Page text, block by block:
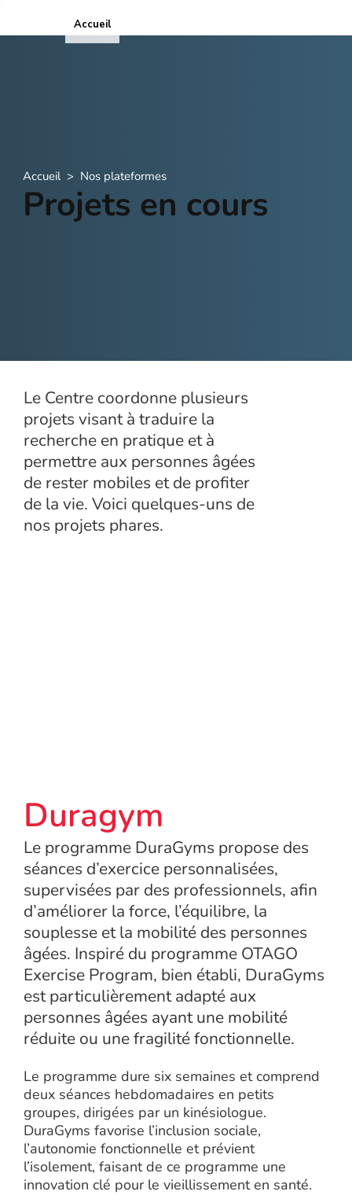
Accueil
Accueil > Nos plateformes
Projets en cours
Le Centre coordonne plusieurs
projets visant à traduire la
recherche en pratique et à
permettre aux personnes âgées
de rester mobiles et de profiter
de la vie. Voici quelques-uns de
nos projets phares.
Duragym
Le programme DuraGyms propose des
séances d’exercice personnalisées,
supervisées par des professionnels, afin
d’améliorer la force, l’équilibre, la
souplesse et la mobilité des personnes
âgées. Inspiré du programme OTAGO
Exercise Program, bien établi, DuraGyms
est particulièrement adapté aux
personnes âgées ayant une mobilité
réduite ou une fragilité fonctionnelle.
Le programme dure six semaines et comprend
deux séances hebdomadaires en petits
groupes, dirigées par un kinésiologue.
DuraGyms favorise l’inclusion sociale,
l’autonomie fonctionnelle et prévient
l’isolement, faisant de ce programme une
innovation clé pour le vieillissement en santé.